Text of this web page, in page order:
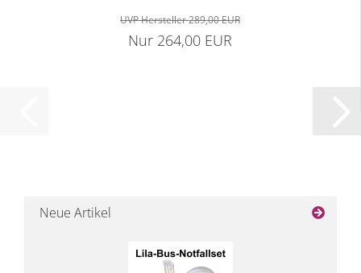
UVP Hersteller 289,00 EUR
Nur 264,00 EUR
Neue Artikel